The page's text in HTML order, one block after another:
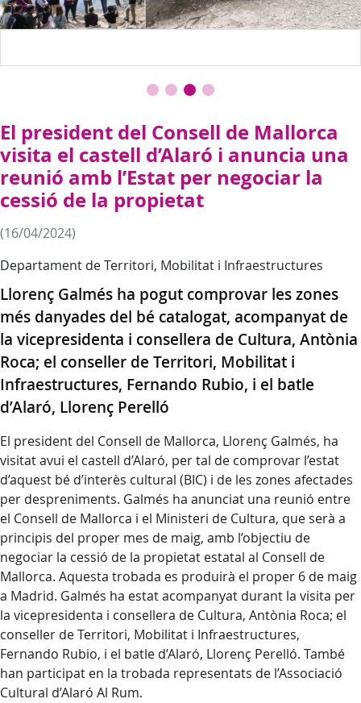
El president del Consell de Mallorca
visita el castell d’Alaró i anuncia una
reunió amb l’Estat per negociar la
cessió de la propietat
(16/04/2024)
Departament de Territori, Mobilitat i Infraestructures
Llorenç Galmés ha pogut comprovar les zones
més danyades del bé catalogat, acompanyat de
la vicepresidenta i consellera de Cultura, Antònia
Roca; el conseller de Territori, Mobilitat i
Infraestructures, Fernando Rubio, i el batle
d’Alaró, Llorenç Perelló
El president del Consell de Mallorca, Llorenç Galmés, ha
visitat avui el castell d’Alaró, per tal de comprovar l’estat
d’aquest bé d’interès cultural (BIC) i de les zones afectades
per despreniments. Galmés ha anunciat una reunió entre
el Consell de Mallorca i el Ministeri de Cultura, que serà a
principis del proper mes de maig, amb l’objectiu de
negociar la cessió de la propietat estatal al Consell de
Mallorca. Aquesta trobada es produirà el proper 6 de maig
a Madrid. Galmés ha estat acompanyat durant la visita per
la vicepresidenta i consellera de Cultura, Antònia Roca; el
conseller de Territori, Mobilitat i Infraestructures,
Fernando Rubio, i el batle d’Alaró, Llorenç Perelló. També
han participat en la trobada representats de l’Associació
Cultural d’Alaró Al Rum.